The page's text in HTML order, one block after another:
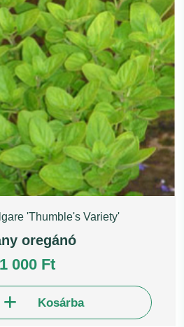
'Thumble's Variety'
oregánó
1 000 Ft
Kosárba